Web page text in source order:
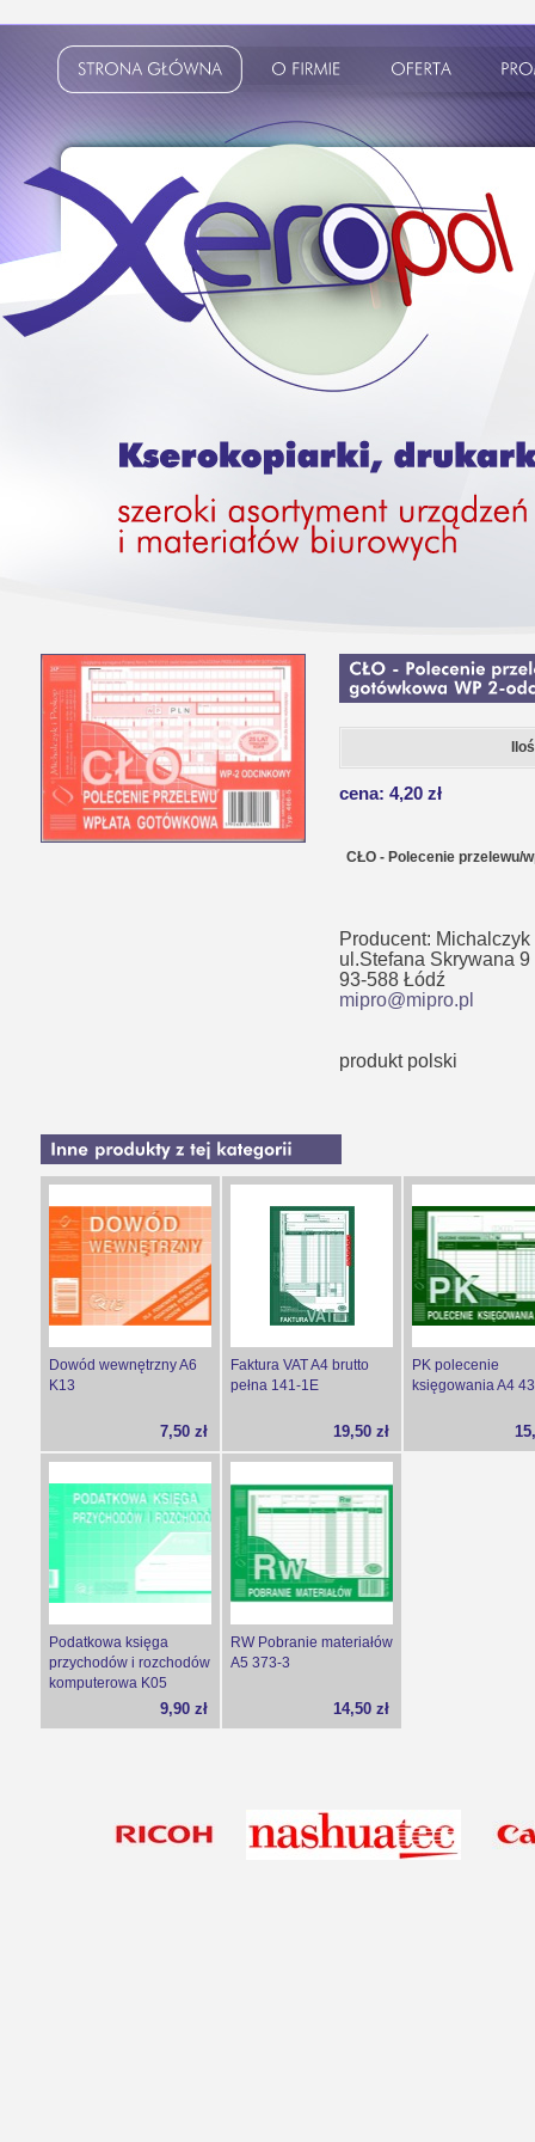
cena: 4,20 zł
CŁO - Polecenie przelewu/
Producent:
ul.Stefana Skrywana 9
93-588 Łódź
mipro@mipro.pl
produkt polski
Dowód wewnętrzny A6
K13
7,50 zł
Faktura VAT A4 brutto
pełna 141-1E
19,50 zł
PK polecenie
księgowania A4
Podatkowa księga
przychodów i rozchodów
komputerowa K05
9,90 zł
RW Pobranie materiałów
A5 373-3
14,50 zł